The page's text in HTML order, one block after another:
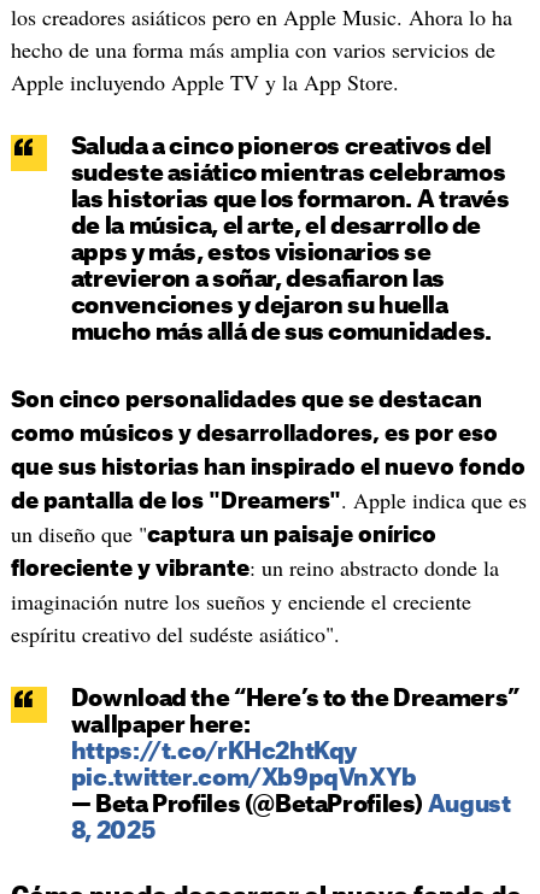
los creadores asiáticos pero en Apple Music. Ahora lo ha
hecho de una forma más amplia con varios servicios de
Apple incluyendo Apple TV y la App Store.
Saluda a cinco pioneros creativos del
sudeste asiático mientras celebramos
las historias que los formaron. A través
de la música, el arte, el desarrollo de
apps y más, estos visionarios se
atrevieron a soñar, desafiaron las
convenciones y dejaron su huella
mucho más allá de sus comunidades.
Son cinco personalidades que se destacan
como músicos y desarrolladores, es por eso
que sus historias han inspirado el nuevo fondo
de pantalla de los "Dreamers". Apple indica que es
un diseño que "captura un paisaje onírico
floreciente y vibrante: un reino abstracto donde la
imaginación nutre los sueños y enciende el creciente
espíritu creativo del sudéste asiático".
Download the “Here’s to the Dreamers”
wallpaper here:
https://t.co/rKHc2htKqy
pic.twitter.com/Xb9pqVnXYb
— Beta Profiles (@BetaProfiles) August
8, 2025